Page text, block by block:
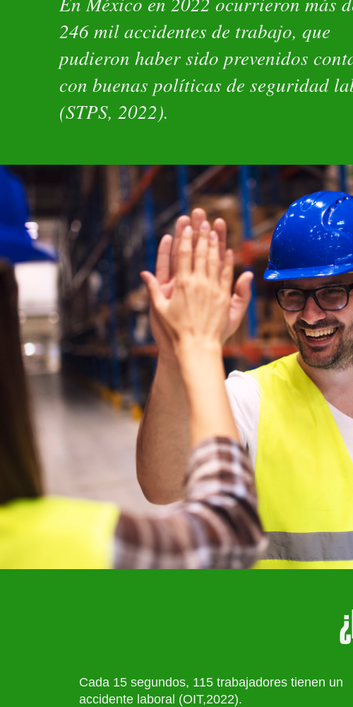
246 mil accidentes de trabajo, que
pudieron haber sido prevenidos
con buenas políticas de seguridad
(STPS, 2022).
Cada 15 segundos, 115 trabajadores tienen un
accidente laboral (OIT,2022).